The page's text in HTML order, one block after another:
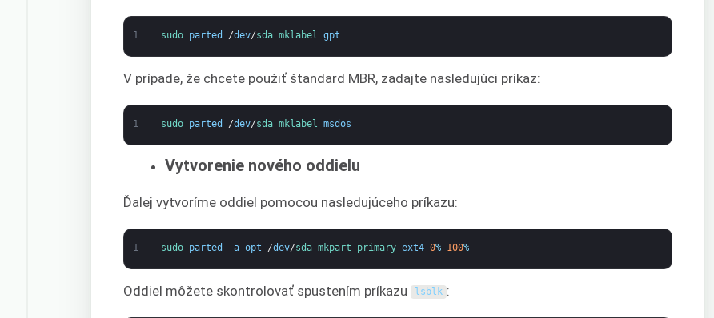
1 sudo parted /dev/sda mklabel gpt
V prípade, že chcete použiť štandard MBR, zadajte nasledujúci príkaz:
1 sudo parted /dev/sda mklabel msdos
Vytvorenie nového oddielu
Ďalej vytvoríme oddiel pomocou nasledujúceho príkazu:
1 sudo parted -a opt /dev/sda mkpart primary ext4 0% 100%
Oddiel môžete skontrolovať spustením príkazu lsblk :